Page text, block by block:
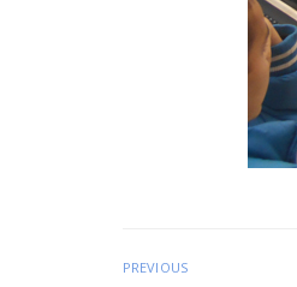
PREVIOUS